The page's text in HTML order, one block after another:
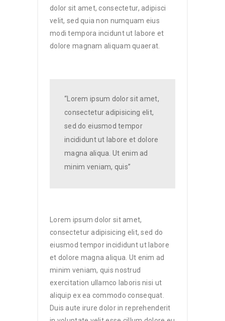
dolor sit amet, consectetur, adipisci
velit, sed quia non numquam eius
modi tempora incidunt ut labore et
dolore magnam aliquam quaerat.
“Lorem ipsum dolor sit amet,
consectetur adipisicing elit,
sed do eiusmod tempor
incididunt ut labore et dolore
magna aliqua. Ut enim ad
minim veniam, quis”
Lorem ipsum dolor sit amet,
consectetur adipisicing elit, sed do
eiusmod tempor incididunt ut labore
et dolore magna aliqua. Ut enim ad
minim veniam, quis nostrud
exercitation ullamco laboris nisi ut
aliquip ex ea commodo consequat.
Duis aute irure dolor in reprehenderit